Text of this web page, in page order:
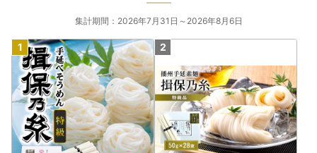
集計期間：2026年7月31日～2026年8月6日